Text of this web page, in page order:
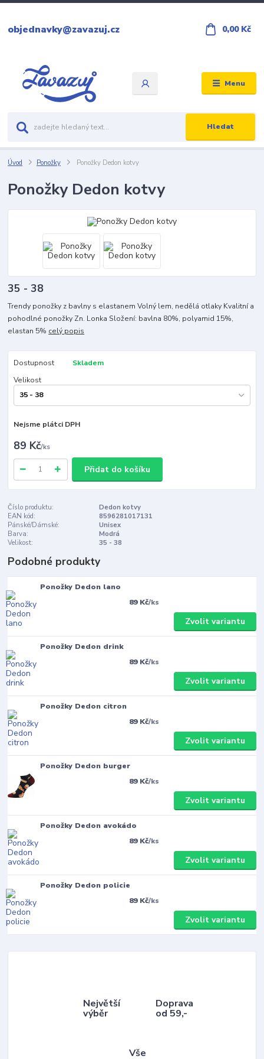
Menu
Hledat
objednavky@zavazuj.cz 0,00 Kč
Úvod Ponožky Ponožky Dedon kotvy
Ponožky Dedon kotvy
35 - 38
Trendy ponožky z bavlny s elastanem Volný lem, nedělá otlaky Kvalitní a
pohodlné ponožky Zn. Lonka Složení: bavlna 80%, polyamid 15%,
elastan 5% celý popis
Dostupnost
Skladem
Velikost
Nejsme plátci DPH
89 Kč/ks
Přidat do košíku
Číslo produktu:
Dedon kotvy
EAN kód:
8596281017131
Pánské/Dámské:
Unisex
Barva:
Modrá
Velikost:
35 - 38
Podobné produkty
Ponožky Dedon lano
89 Kč/ks
Zvolit variantu
Ponožky Dedon drink
89 Kč/ks
Zvolit variantu
Ponožky Dedon citron
89 Kč/ks
Zvolit variantu
Ponožky Dedon burger
89 Kč/ks
Zvolit variantu
Ponožky Dedon avokádo
89 Kč/ks
Zvolit variantu
Ponožky Dedon policie
89 Kč/ks
Zvolit variantu
Největší
výběr
Doprava
od 59,-
Vše